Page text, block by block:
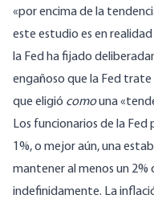
«por encima de la
este estudio es en
la Fed ha fijado
engañoso que la Fed
que eligió comouna
Los funcionarios de la
1%, o mejor aún, una
mantener al menos un 2%
indefinidamente. La